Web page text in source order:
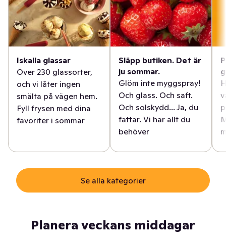
Iskalla glassar
Över 230 glassorter,
och vi låter ingen
smälta på vägen hem.
Fyll frysen med dina
favoriter i sommar
Släpp butiken. Det är
ju sommar.
Glöm inte myggspray!
Och glass. Och saft.
Och solskydd... Ja, du
fattar. Vi har allt du
behöver
Se alla kategorier
Planera veckans middagar